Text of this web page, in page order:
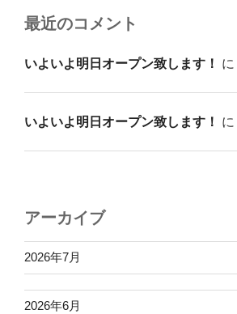
最近のコメント
いよいよ明日オープン致します！ に
いよいよ明日オープン致します！ に
アーカイブ
2026年7月
2026年6月